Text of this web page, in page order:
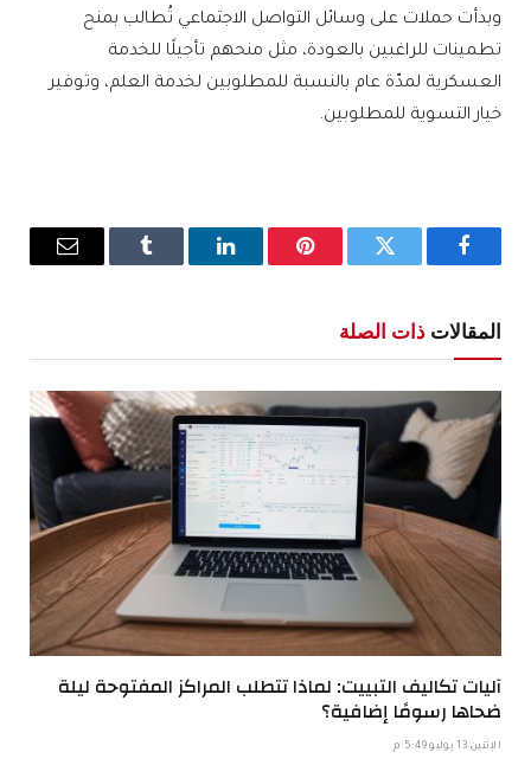
وبدأت حملات على وسائل التواصل الاجتماعي تُطالب بمنح
تطمينات للراغبين بالعودة، مثل منحهم تأجيلًا للخدمة
العسكرية لمدّة عام بالنسبة للمطلوبين لخدمة العلم، وتوفير
خيار التسوية للمطلوبين.
فيسبوك تويتر بينتيريستلينكدإن Tumblr
البريد
المقالات ذات الصلة
آليات تكاليف التبييت: لماذا تتطلب المراكز المفتوحة ليلة
ضحاها رسومًا إضافية؟
الإثنين 13 يوليو 5:49 م